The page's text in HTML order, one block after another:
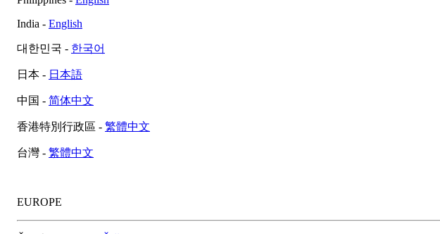
India - English
대한민국 - 한국어
日本 - 日本語
中国 - 简体中文
香港特別行政區 - 繁體中文
台灣 - 繁體中文
EUROPE